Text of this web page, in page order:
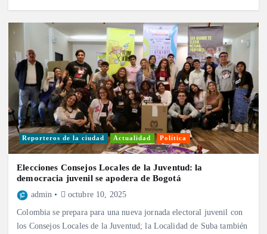
Reporteros de la ciudad Actualidad Política
Elecciones Consejos Locales de la Juventud: la
democracia juvenil se apodera de Bogotá
admin octubre 10, 2025
Colombia se prepara para una nueva jornada electoral juvenil con
los Consejos Locales de la Juventud; la Localidad de Suba también